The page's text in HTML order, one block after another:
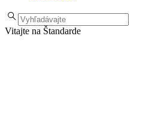
Vitajte na Štandarde